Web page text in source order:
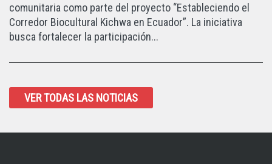
comunitaria como parte del proyecto “Estableciendo el
Corredor Biocultural Kichwa en Ecuador”. La iniciativa
busca fortalecer la participación...
VER TODAS LAS NOTICIAS